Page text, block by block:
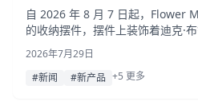
专用花店围裙装
自 2026 年 8 月 7 日起，Flower
的收纳摆件，摆件上装饰着迪克·
为换装玩偶推出全新的花店围裙
获赠迷你花束，送完即止。
2026年7月29日
#新闻
#新产品 +5 更多